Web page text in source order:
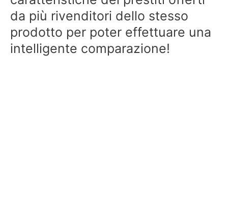
da più rivenditori dello stesso
prodotto per poter effettuare una
intelligente comparazione!